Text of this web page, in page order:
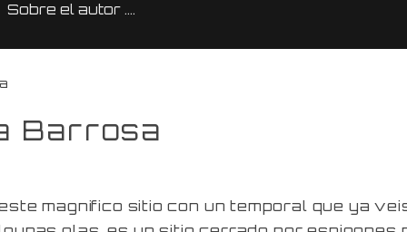
Sobre el autor ….
Barrosa
magnifico sitio con un temporal que ya